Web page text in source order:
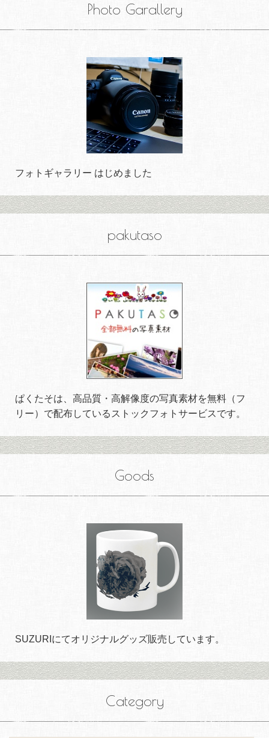
Photo Garallery
フォトギャラリー はじめました
pakutaso
ぱくたそは、高品質・高解像度の写真素材を無料（フ
リー）で配布しているストックフォトサービスです。
Goods
SUZURIにてオリジナルグッズ販売しています。
Category